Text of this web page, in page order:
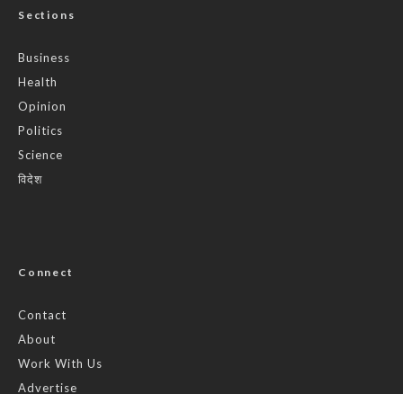
Sections
Business
Health
Opinion
Politics
Science
विदेश
Connect
Contact
About
Work With Us
Advertise